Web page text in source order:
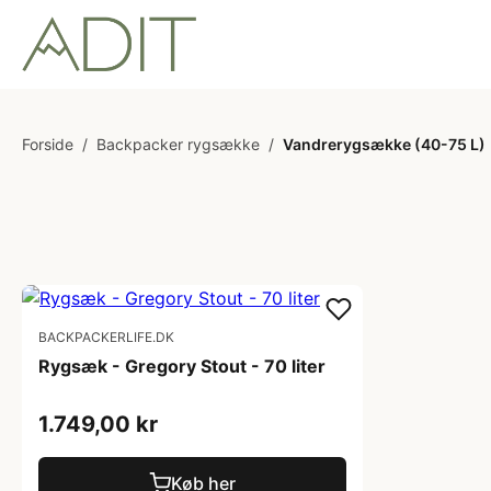
Forside / Backpacker rygsække / Vandrerygsække (40-75 L)
BACKPACKERLIFE.DK
Rygsæk - Gregory Stout - 70 liter
1.749,00 kr
Køb her